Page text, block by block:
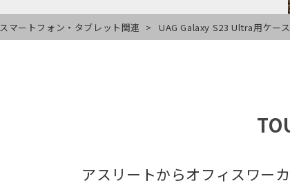
スマートフォン・タブレット関連 UAG Galaxy S23 Ultra用ケース
アスリートからオフィスワー